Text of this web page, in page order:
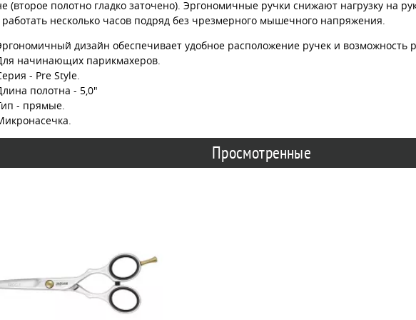
(второе полотно гладко заточено). Эргономичные ручки снижают нагрузку на
несколько часов подряд без чрезмерного мышечного напряжения.
дизайн обеспечивает удобное расположение ручек и возможность
начинающих парикмахеров.
- Pre Style.
полотна - 5,0"
- прямые.
Просмотренные